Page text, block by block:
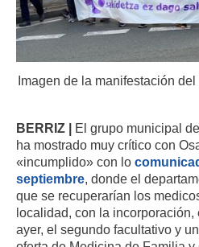
Imagen de la manifestación
BERRIZ | El grupo municipal
ha mostrado muy crítico con
«incumplido» con lo
septiembre, donde el
que se recuperarían los
localidad, con la incorporación,
ayer, el segundo facultativo y